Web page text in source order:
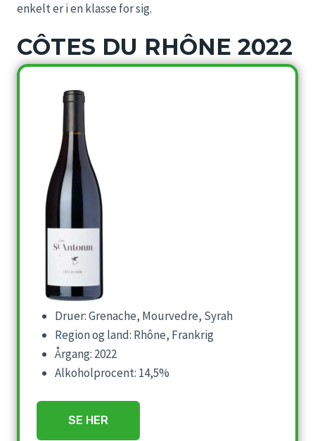
enkelt er i en klasse for sig.
CÔTES DU RHÔNE 2022
Druer: Grenache, Mourvedre, Syrah
Region og land: Rhône, Frankrig
Årgang: 2022
Alkoholprocent: 14,5%
SE HER